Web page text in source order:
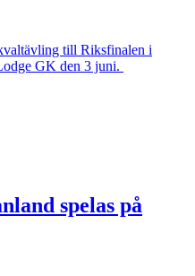
till Riksfinalen i
GK den 3 juni.
spelas på